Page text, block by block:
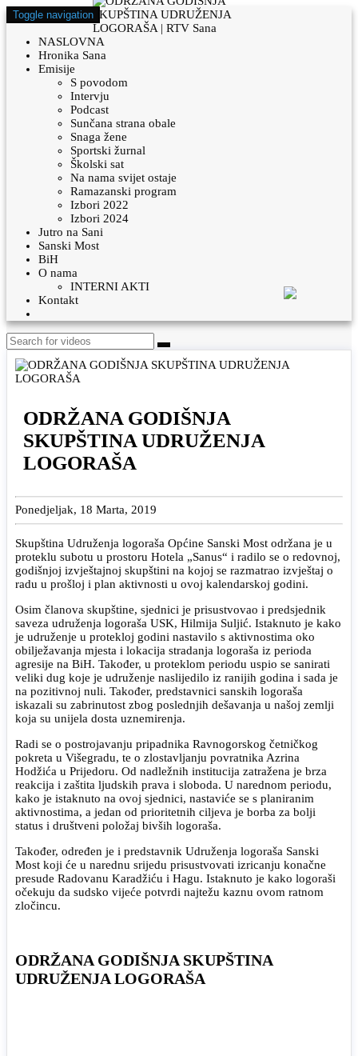
Toggle navigation
NASLOVNA
Hronika Sana
Emisije
S povodom
Intervju
Podcast
Sunčana strana obale
Snaga žene
Sportski žurnal
Školski sat
Na nama svijet ostaje
Ramazanski program
Izbori 2022
Izbori 2024
Jutro na Sani
Sanski Most
BiH
O nama
INTERNI AKTI
Kontakt
ODRŽANA GODIŠNJA
SKUPŠTINA UDRUŽENJA
LOGORAŠA
Ponedjeljak, 18 Marta, 2019
Skupština Udruženja logoraša Općine Sanski Most održana je u
proteklu subotu u prostoru Hotela „Sanus“ i radilo se o redovnoj,
godišnjoj izvještajnoj skupštini na kojoj se razmatrao izvještaj o
radu u prošloj i plan aktivnosti u ovoj kalendarskoj godini.
Osim članova skupštine, sjednici je prisustvovao i predsjednik
saveza udruženja logoraša USK, Hilmija Suljić. Istaknuto je kako
je udruženje u protekloj godini nastavilo s aktivnostima oko
obilježavanja mjesta i lokacija stradanja logoraša iz perioda
agresije na BiH. Također, u proteklom periodu uspio se sanirati
veliki dug koje je udruženje naslijedilo iz ranijih godina i sada je
na pozitivnoj nuli. Također, predstavnici sanskih logoraša
iskazali su zabrinutost zbog poslednjih dešavanja u našoj zemlji
koja su unijela dosta uznemirenja.
Radi se o postrojavanju pripadnika Ravnogorskog četničkog
pokreta u Višegradu, te o zlostavljanju povratnika Azrina
Hodžića u Prijedoru. Od nadležnih institucija zatražena je brza
reakcija i zaštita ljudskih prava i sloboda. U narednom periodu,
kako je istaknuto na ovoj sjednici, nastaviće se s planiranim
aktivnostima, a jedan od prioritetnih ciljeva je borba za bolji
status i društveni položaj bivših logoraša.
Također, određen je i predstavnik Udruženja logoraša Sanski
Most koji će u narednu srijedu prisustvovati izricanju konačne
presude Radovanu Karadžiću i Hagu. Istaknuto je kako logoraši
očekuju da sudsko vijeće potvrdi najtežu kaznu ovom ratnom
zločincu.
ODRŽANA GODIŠNJA SKUPŠTINA
UDRUŽENJA LOGORAŠA